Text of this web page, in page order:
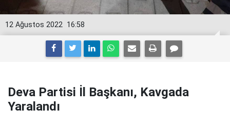
16:58
12 Ağustos 2022
Deva Partisi İl Başkanı, Kavgada
Yaralandı